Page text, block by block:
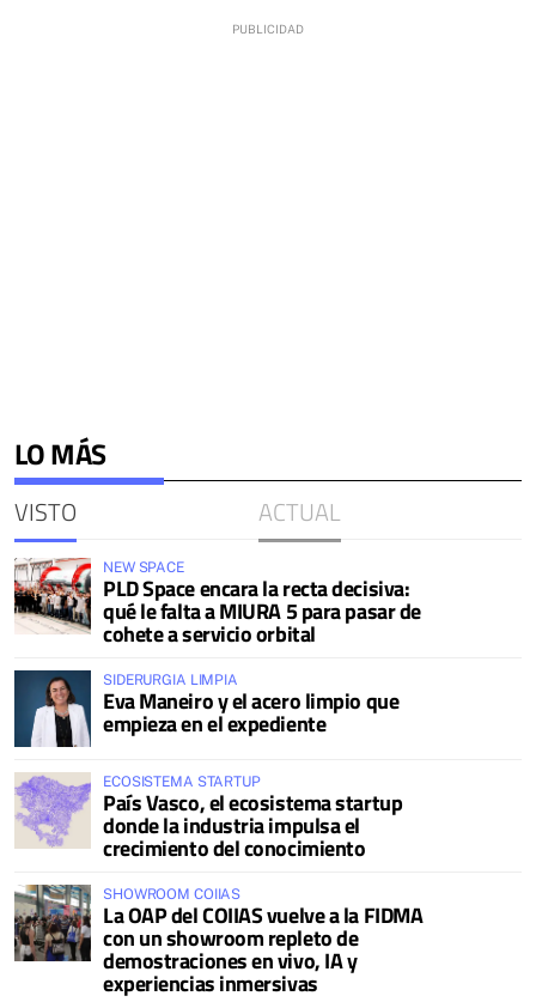
LO MÁS
VISTO ACTUAL
NEW SPACE
PLD Space encara la recta decisiva:
qué le falta a MIURA 5 para pasar de
cohete a servicio orbital
SIDERURGIA LIMPIA
Eva Maneiro y el acero limpio que
empieza en el expediente
ECOSISTEMA STARTUP
País Vasco, el ecosistema startup
donde la industria impulsa el
crecimiento del conocimiento
SHOWROOM COIIAS
La OAP del COIIAS vuelve a la FIDMA
con un showroom repleto de
demostraciones en vivo, IA y
experiencias inmersivas